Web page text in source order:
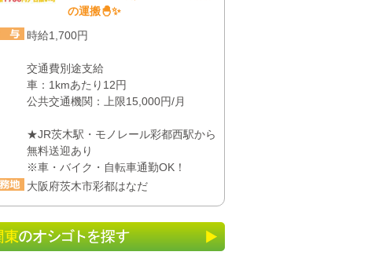
の運搬🐣✨
時給1,700円
交通費別途支給
車：1kmあたり12円
公共交通機関：上限15,000円/月
★JR茨木駅・モノレール彩都西駅から
無料送迎あり
※車・バイク・自転車通勤OK！
大阪府茨木市彩都はなだ